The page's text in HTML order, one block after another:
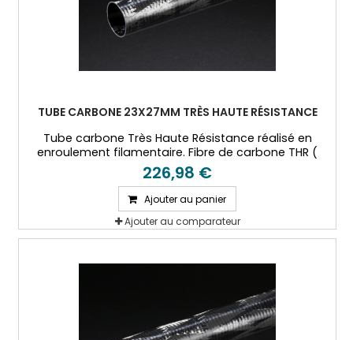
TUBE CARBONE 23X27MM TRÈS HAUTE RÉSISTANCE
Tube carbone Très Haute Résistance réalisé en
enroulement filamentaire. Fibre de carbone THR (
T800) et résine époxy.
226,98 €
Ajouter au panier
Ajouter au comparateur